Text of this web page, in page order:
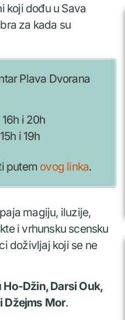
koji dođu u Sava
za kada su
Plava Dvorana
i 20h
i 19h
putem ovog linka.
magiju, iluzije,
i vrhunsku scensku
doživljaj koji se ne
Ho-Džin, Darsi Ouk,
Džejms Mor.